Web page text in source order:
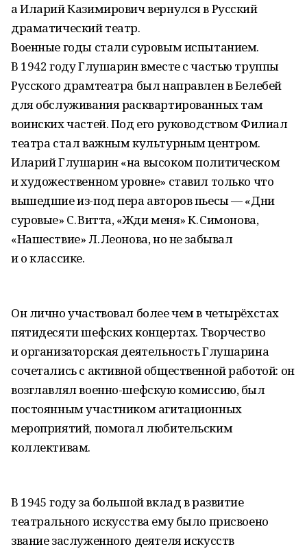
а Иларий Казимирович вернулся в Русский
драматический театр.
Военные годы стали суровым испытанием.
В 1942 году Глушарин вместе с частью труппы
Русского драмтеатра был направлен в Белебей
для обслуживания расквартированных там
воинских частей. Под его руководством Филиал
театра стал важным культурным центром.
Иларий Глушарин «на высоком политическом
и художественном уровне» ставил только что
вышедшие из-под пера авторов пьесы — «Дни
суровые» С. Витта, «Жди меня» К. Симонова,
«Нашествие» Л. Леонова, но не забывал
и о классике.
Он лично участвовал более чем в четырёхстах
пятидесяти шефских концертах. Творчество
и организаторская деятельность Глушарина
сочетались с активной общественной работой: он
возглавлял военно-шефскую комиссию, был
постоянным участником агитационных
мероприятий, помогал любительским
коллективам.
В 1945 году за большой вклад в развитие
театрального искусства ему было присвоено
звание заслуженного деятеля искусств